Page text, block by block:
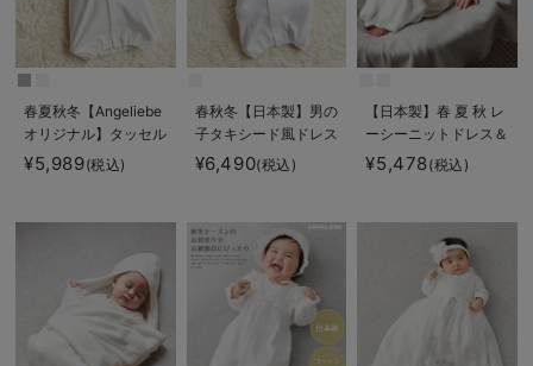
春夏秋冬【Angeliebe
オリジナル】タッセル
付きおめかしドレス＆
帽子セット
¥5,989(税込)
春秋冬【日本製】男の
子タキシード風ドレス
＆帽子セット
¥6,490(税込)
【日本製】春 夏 秋 レ
ーシーニットドレス＆
帽子セット
¥5,478(税込)